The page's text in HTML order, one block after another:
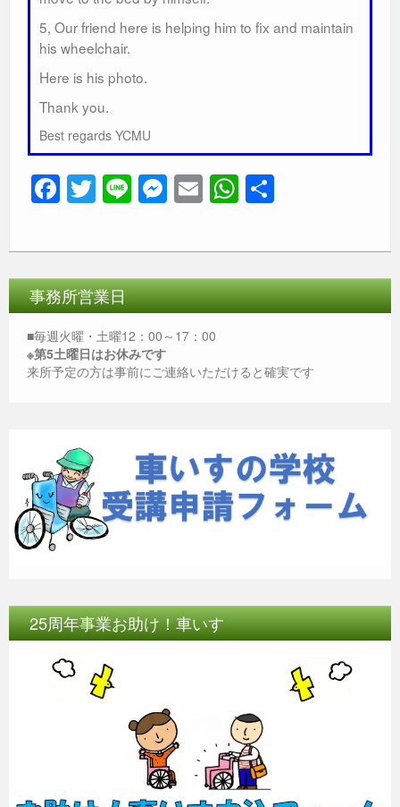
5, Our friend here is helping him to fix and maintain
his wheelchair.
Here is his photo.
Thank you.
Best regards YCMU
F
a
c
e
b
o
o
k
T
wi
tt
er
Li
n
e
M
e
ss
e
n
g
er
E
m
ail
W
h
at
s
A
p
事務所営業日
■毎週火曜・土曜12：00～17：00
※第5土曜日はお休みです
来所予定の方は事前にご連絡いただけると確実です
25周年事業お助け！車いす